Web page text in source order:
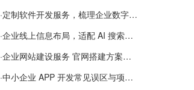
·定制软件开发服务，梳理企业数字化落地常见难点
·企业线上信息布局，适配 AI 搜索需要留意这些要点
·企业网站建设服务 官网搭建方案经验分享
·中小企业 APP 开发常见误区与项目规划实用经验